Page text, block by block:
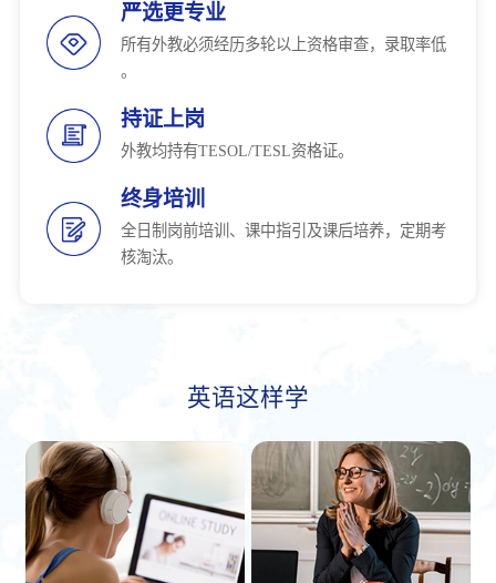
严选更专业
所有外教必须经历多轮以上资格审查，录取率低
。
持证上岗
外教均持有TESOL/TESL资格证。
终身培训
全日制岗前培训、课中指引及课后培养，定期考
核淘汰。
英语这样学